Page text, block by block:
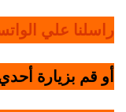
راسلنا علي
أو قم بزيارة